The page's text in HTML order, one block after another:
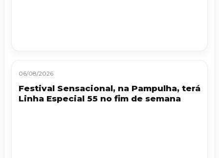
06/08/2026
Festival Sensacional, na Pampulha, terá
Linha Especial 55 no fim de semana